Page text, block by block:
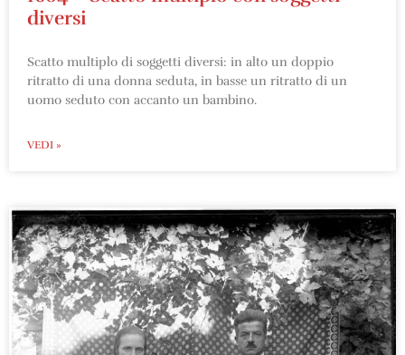
diversi
Scatto multiplo di soggetti diversi: in alto un doppio
ritratto di una donna seduta, in basse un ritratto di un
uomo seduto con accanto un bambino.
VEDI »